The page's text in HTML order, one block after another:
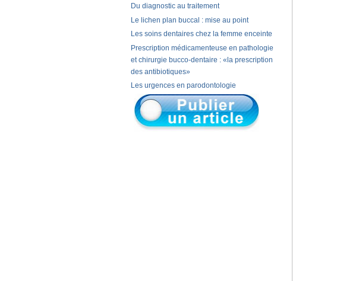
Du diagnostic au traitement
Le lichen plan buccal : mise au point
Les soins dentaires chez la femme enceinte
Prescription médicamenteuse en pathologie
et chirurgie bucco-dentaire : «la prescription
des antibiotiques»
Les urgences en parodontologie